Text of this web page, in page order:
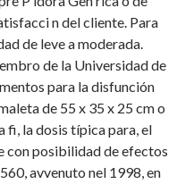
n del cliente. Para
de leve a moderada.
de la Universidad de
para la disfunción
de 55 x 35 x 25 cm o
fi, la dosis típica para, el
con posibilidad de efectos
avvenuto nel 1998, en